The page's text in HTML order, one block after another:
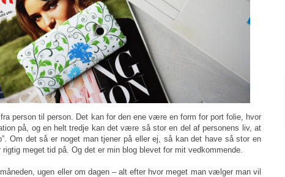
person til person. Det kan for den ene være en form for port folie, hvor
på, og en helt tredje kan det være så stor en del af personens liv, at
Om det så er noget man tjener på eller ej, så kan det have så stor en
meget tid på. Og det er min blog blevet for mit vedkommende.
ugen eller om dagen – alt efter hvor meget man vælger man vil